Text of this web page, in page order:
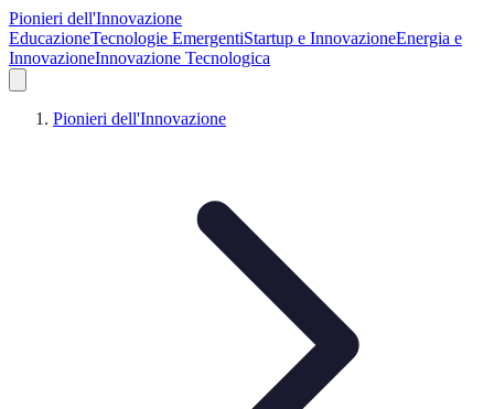
Pionieri dell'Innovazione
EducazioneTecnologie EmergentiStartup e InnovazioneEnergia e
InnovazioneInnovazione Tecnologica
Pionieri dell'Innovazione